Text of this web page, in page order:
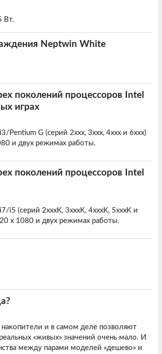
Вт.
Neptwin White
поколений процессоров Intel
играх
Pentium G (серий 2xxx, 3xxx, 4xxx и 6xxx)
и двух режимах работы.
поколений процессоров Intel
i5 (серий 2xxxK, 3xxxK, 4xxxK, 5xxxK и
х 1080 и двух режимах работы.
и в самом деле позволяют
«живых» значений очень мало. И
между парами моделей «дешево» и